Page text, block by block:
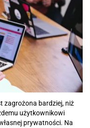
zagrożona bardziej, niż
użytkownikowi
prywatności. Na